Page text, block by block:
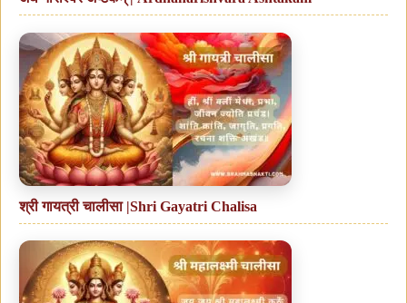
श्री गायत्री चालीसा |Shri Gayatri Chalisa